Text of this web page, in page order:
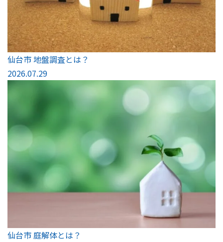
仙台市 地盤調査とは？
2026.07.29
仙台市 庭解体とは？